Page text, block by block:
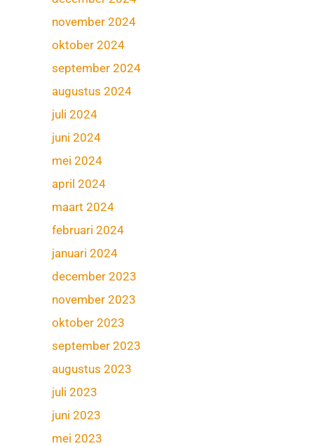
november 2024
oktober 2024
september 2024
augustus 2024
juli 2024
juni 2024
mei 2024
april 2024
maart 2024
februari 2024
januari 2024
december 2023
november 2023
oktober 2023
september 2023
augustus 2023
juli 2023
juni 2023
mei 2023